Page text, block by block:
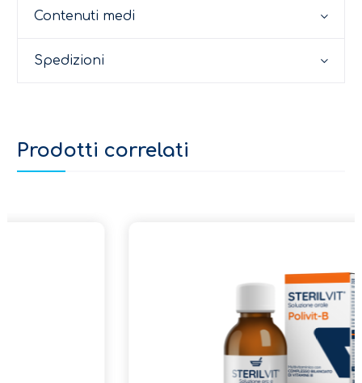
Contenuti medi
Spedizioni
Prodotti correlati